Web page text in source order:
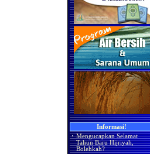
Informasi!
· Mengucapkan Selamat
Tahun Baru Hijriyah,
Bolehkah?